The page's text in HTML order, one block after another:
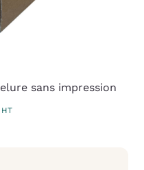
sans impression
HT